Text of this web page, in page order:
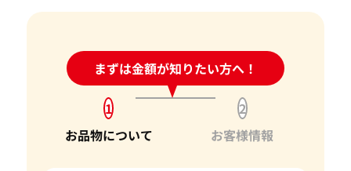
最良の買取価格をご提示できるよう努めております。
お客様にとって最良の結果をご提供できたことは、私たちに
とって何よりの励みとなります。お客様からの感謝の言葉をい
ただけることは、私たちの信頼を第一に考えたサービスが報
われた証です。今後もお客様からいただいた信頼を裏切らない
よう、サービスの向上に努め、さらに多くのお客様にご満足
いただけるよう精進してまいります。
ダイヤモンドの買取価格には、どんなことが影響しま
身分証明書がなぜ必要？
まずは金額が知りたい方へ！
24時間受付中!問い合わせフォーム
1
お品物について
2
お客様情報